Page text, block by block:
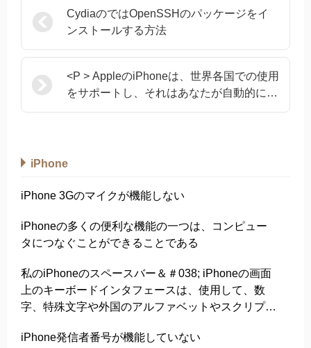
CydiaのではOpenSSHのパッケージをイ
ンストールする方法
<P > AppleのiPhoneは、世界各国での使用
をサポートし、それはあなたが自動的に1
に上陸するたびにタイムゾーンを更新する
iPhone
iPhone 3Gのマイクが機能しない
iPhoneの多くの便利な機能の一つは、コンピュー
タにつなぐことができることである
私のiPhoneのスペースバー＆＃038; iPhoneの画面
上のキーボードインタフェースは、使用して、数
字、特殊文字や外国のアルファベットやスクリプト
行することを可能に
iPhone発信者番号が機能していない